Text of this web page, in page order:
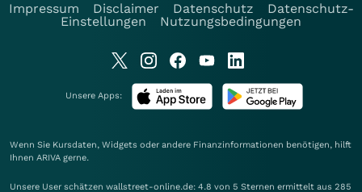
Impressum
Disclaimer Datenschutz
Datenschutz-
Einstellungen
Nutzungsbedingungen
Unsere Apps:
Wenn Sie Kursdaten, Widgets oder andere Finanzinformationen benötigen, hilft
Ihnen ARIVA gerne.
Unsere User schätzen wallstreet-online.de: 4.8 von 5 Sternen ermittelt aus 285